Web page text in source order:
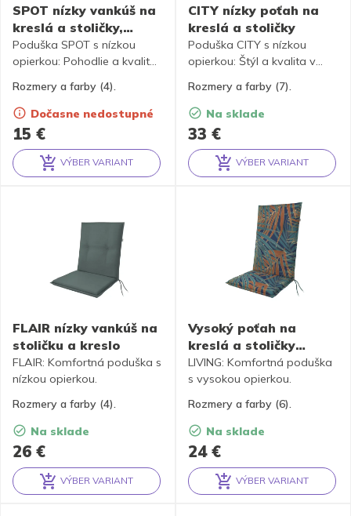
SPOT nízky vankúš na
kreslá a stoličky,
48x100x5 cm
15 €
Poduška SPOT s nízkou
opierkou: Pohodlie a kvalita
Rozmery a farby (4).
Dočasne nedostupné
VÝBER VARIANT
CITY nízky poťah na
kreslá a stoličky
33 €
Poduška CITY s nízkou
opierkou: Štýl a kvalita v
Rozmery a farby (7).
Na sklade
VÝBER VARIANT
FLAIR nízky vankúš na
stoličku a kreslo
26 €
FLAIR: Komfortná poduška s
nízkou opierkou.
Rozmery a farby (4).
Na sklade
VÝBER VARIANT
Vysoký poťah na
kreslá a stoličky
LIVING
24 €
LIVING: Komfortná poduška
s vysokou opierkou.
Rozmery a farby (6).
Na sklade
VÝBER VARIANT